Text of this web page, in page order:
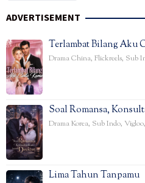
ADVERTISEMENT
Terlambat Bilang Aku
Drama China, Flickreels, Sub
Soal Romansa,
Drama Korea, Sub Indo, Vigloo,
Lima Tahun Tanpamu